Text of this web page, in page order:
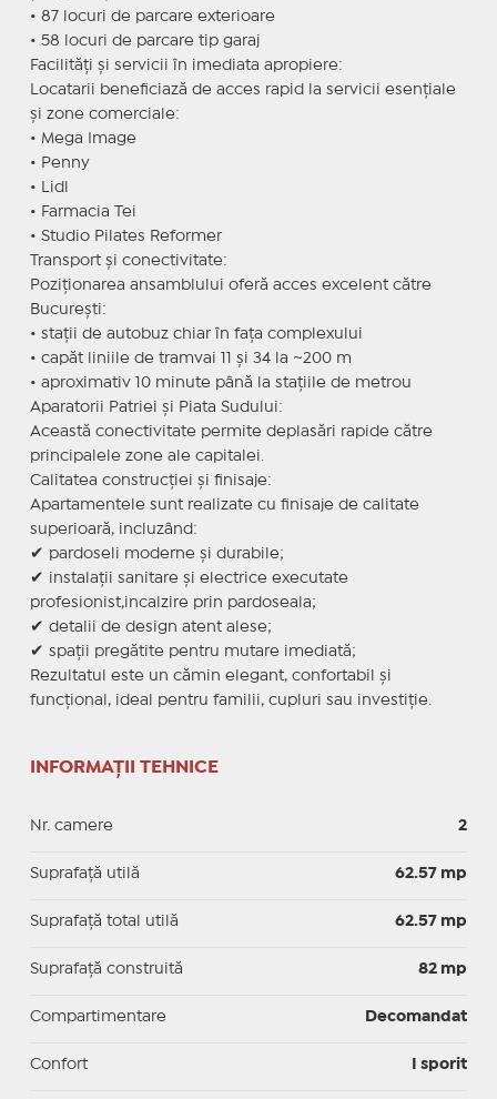
• 87 locuri de parcare exterioare
• 58 locuri de parcare tip garaj
Facilități și servicii în imediata apropiere:
Locatarii beneficiază de acces rapid la servicii esențiale
și zone comerciale:
• Mega Image
• Penny
• Lidl
• Farmacia Tei
• Studio Pilates Reformer
Transport și conectivitate:
Poziționarea ansamblului oferă acces excelent către
București:
• stații de autobuz chiar în fața complexului
• capăt liniile de tramvai 11 și 34 la ~200 m
• aproximativ 10 minute până la stațiile de metrou
Aparatorii Patriei și Piata Sudului:
Această conectivitate permite deplasări rapide către
principalele zone ale capitalei.
Calitatea construcției și finisaje:
Apartamentele sunt realizate cu finisaje de calitate
superioară, incluzând:
✔ pardoseli moderne și durabile;
✔ instalații sanitare și electrice executate
profesionist,incalzire prin pardoseala;
✔ detalii de design atent alese;
✔ spații pregătite pentru mutare imediată;
Rezultatul este un cămin elegant, confortabil și
funcțional, ideal pentru familii, cupluri sau investiție.
INFORMAȚII TEHNICE
Nr. camere 2
Suprafaţă utilă 62.57 mp
Suprafaţă total utilă 62.57 mp
Suprafaţă construită 82 mp
Compartimentare Decomandat
Confort I sporit